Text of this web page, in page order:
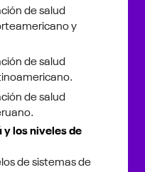
de salud
y
de salud
de salud
y los niveles de
de sistemas de